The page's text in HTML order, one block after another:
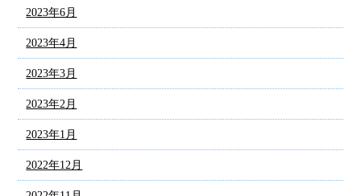
2023年6月
2023年4月
2023年3月
2023年2月
2023年1月
2022年12月